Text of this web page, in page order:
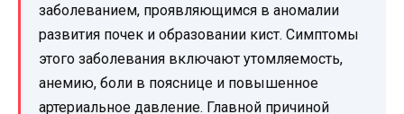
заболеванием, проявляющимся в аномалии
развития почек и образовании кист. Симптомы
этого заболевания включают утомляемость,
анемию, боли в пояснице и повышенное
артериальное давление. Главной причиной